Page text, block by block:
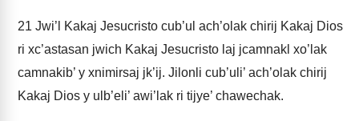
21 Jwi’l Kakaj Jesucristo cub’ul ach’olak chirij Kakaj Dios
ri xc’astasan jwich Kakaj Jesucristo laj jcamnakl xo’lak
camnakib’ y xnimirsaj jk’ij. Jilonli cub’uli’ ach’olak chirij
Kakaj Dios y ulb’eli’ awi’lak ri tijye’ chawechak.